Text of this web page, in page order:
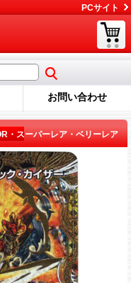
PCサイト
お問い合わせ
・スーパーレア・ベリーレア